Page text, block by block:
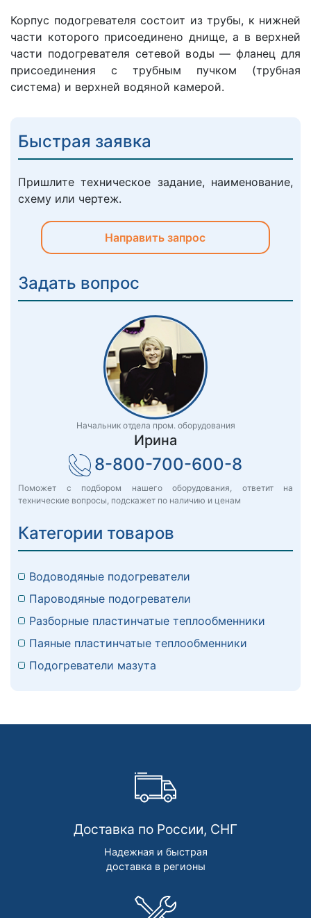
Корпус подогревателя состоит из трубы, к нижней
части которого присоединено днище, а в верхней
части подогревателя сетевой воды — фланец для
присоединения с трубным пучком (трубная
система) и верхней водяной камерой.
Быстрая заявка
Пришлите техническое задание, наименование,
схему или чертеж.
Направить запрос
Задать вопрос
Начальник отдела пром. оборудования
Ирина
8-800-700-600-8
Поможет с подбором нашего оборудования, ответит на
технические вопросы, подскажет по наличию и ценам
Категории товаров
Водоводяные подогреватели
Пароводяные подогреватели
Разборные пластинчатые теплообменники
Паяные пластинчатые теплообменники
Подогреватели мазута
Доставка по России, СНГ
Надежная и быстрая
доставка в регионы